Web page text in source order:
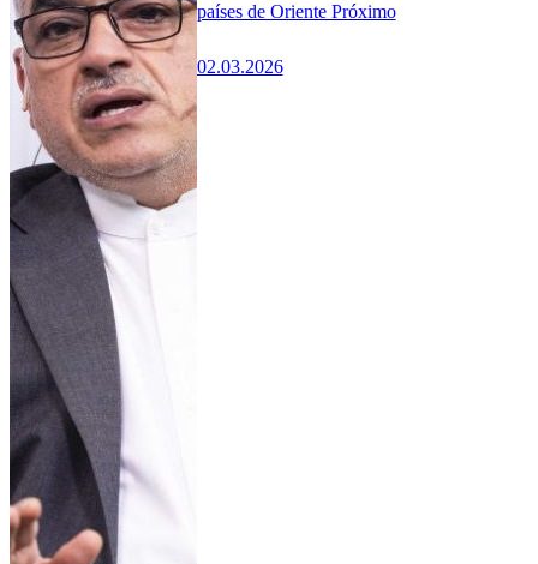
países de Oriente Próximo
02.03.2026